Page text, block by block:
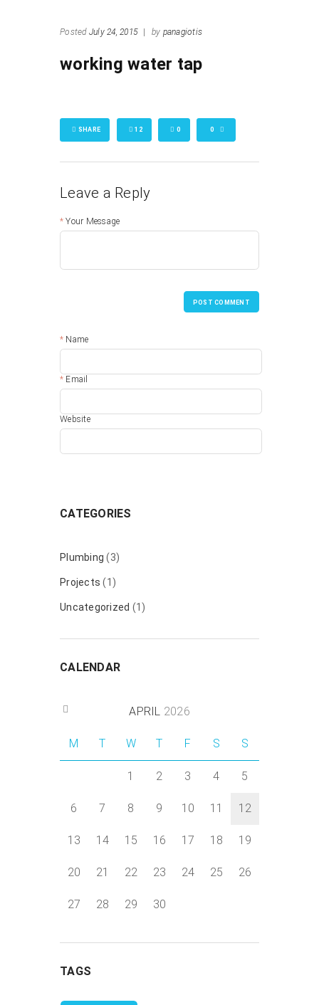
Posted July 24, 2015 | by panagiotis
working water tap
SHARE 12 0 0
Leave a Reply
Your Message
POST COMMENT
Name
Email
Website
CATEGORIES
Plumbing (3)
Projects (1)
Uncategorized (1)
CALENDAR
APRIL 2026
M T W T F S S
1 2 3 4 5
6 7 8 9 10 11 12
13 14 15 16 17 18 19
20 21 22 23 24 25 26
27 28 29 30
TAGS